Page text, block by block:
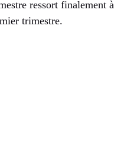
ressort finalement à
trimestre.